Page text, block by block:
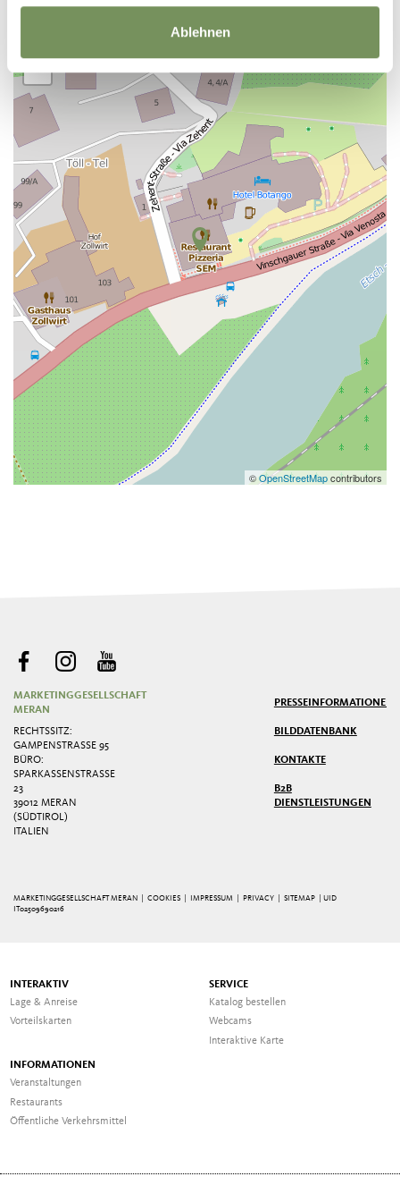
Ablehnen
−
©OpenStreetMapcontributors
MARKETINGGESELLSCHAFT
MERAN
RECHTSSITZ:
GAMPENSTRASSE 95
BÜRO:
SPARKASSENSTRASSE 2
3
39012 MERAN
(SÜDTIROL)
ITALIEN
PRESSEINFORMATIONEN
BILDDATENBANK
KONTAKTE
B2B
DIENSTLEISTUNGEN
MARKETINGGESELLSCHAFT MERAN | COOKIES IMPRESSUM PRIVACY |SITEMAP
| UID
IT02509690216
INTERAKTIV
Lage & Anreise
Vorteilskarten
SERVICE
Katalog bestellen
Webcams
Interaktive Karte
INFORMATIONEN
Veranstaltungen
Restaurants
Öffentliche Verkehrsmittel